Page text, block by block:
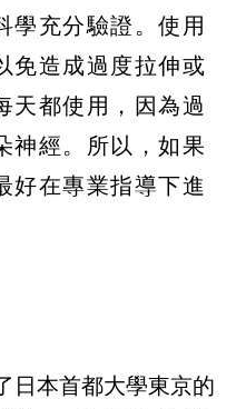
學充分驗證。使用
免造成過度拉伸或
天都使用，因為過
神經。所以，如果
好在專業指導下進
日本首都大學東京的